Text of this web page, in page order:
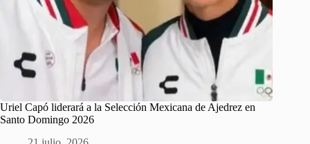
Uriel Capó liderará a la Selección Mexicana de Ajedrez en
Santo Domingo 2026